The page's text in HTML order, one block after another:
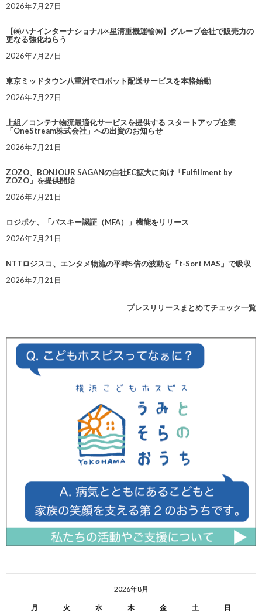
2026年7月27日
【㈱ハナインターナショナル×星清重機運輸㈱】グループ会社で販売力の
更なる強化ねらう
2026年7月27日
東京ミッドタウン八重洲でロボット配送サービスを本格始動
2026年7月27日
上組／コンテナ物流最適化サービスを提供する スタートアップ企業
「OneStream株式会社」への出資のお知らせ
2026年7月21日
ZOZO、BONJOUR SAGANの自社EC拡大に向け「Fulfillment by
ZOZO」を提供開始
2026年7月21日
ロジポケ、「パスキー認証（MFA）」機能をリリース
2026年7月21日
NTTロジスコ、エンタメ物流の平時5倍の波動を「t-Sort MAS」で吸収
2026年7月21日
プレスリリースまとめてチェック一覧
2026年8月
月 火 水 木 金 土 日